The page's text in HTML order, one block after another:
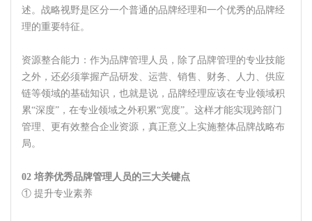
述。战略视野是区分一个普通的品牌经理和一个优秀的品牌经
理的重要特征。
资源整合能力：作为品牌管理人员，除了品牌管理的专业技能
之外，还必须掌握产品研发、运营、销售、财务、人力、供应
链等领域的基础知识，也就是说，品牌经理应该在专业领域积
累“深度”，在专业领域之外积累“宽度”。这样才能实现跨部门
管理、更有效整合企业资源，真正意义上实施整体品牌战略布
局。
02 培养优秀品牌管理人员的三大关键点
① 提升专业素养